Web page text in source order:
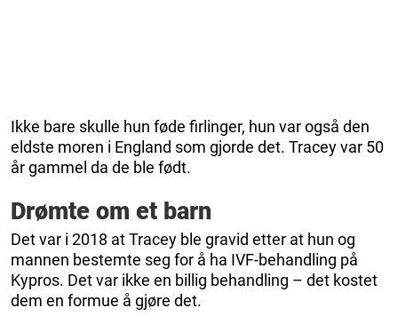
Ikke bare skulle hun føde firlinger, hun var også den
eldste moren i England som gjorde det. Tracey var 50
år gammel da de ble født.
Drømte om et barn
Det var i 2018 at Tracey ble gravid etter at hun og
mannen bestemte seg for å ha IVF-behandling på
Kypros. Det var ikke en billig behandling – det kostet
dem en formue å gjøre det.